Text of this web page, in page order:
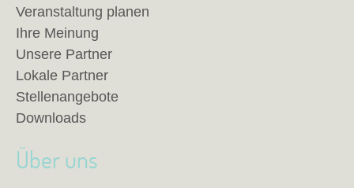
Veranstaltung planen
Ihre Meinung
Unsere Partner
Lokale Partner
Stellenangebote
Downloads
Über uns